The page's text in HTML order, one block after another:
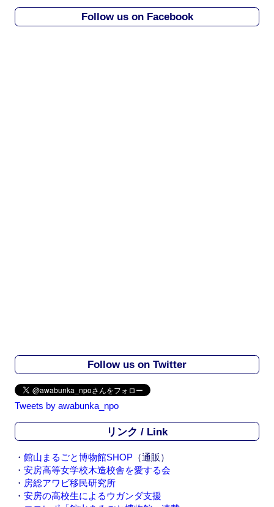
i
Follow us on Facebook
Follow us on Twitter
Tweets by awabunka_npo
リンク / Link
・ 館山まるごと博物館SHOP （通販）
・ 安房高等女学校木造校舎を愛する会
・ 房総アワビ移民研究所
・ 安房の高校生によるウガンダ支援